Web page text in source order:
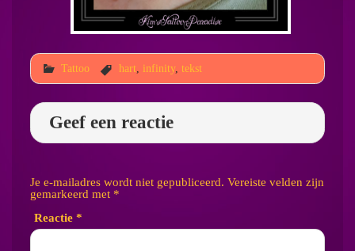
Tattoo hart, infinity, tekst
Geef een reactie
Je e-mailadres wordt niet gepubliceerd. Vereiste velden zijn
gemarkeerd met *
Reactie *